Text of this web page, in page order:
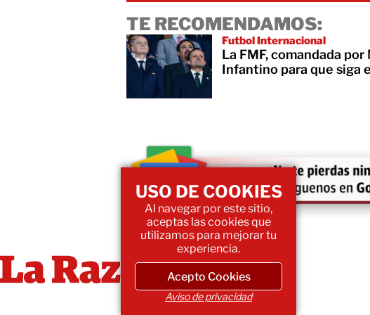
TE RECOMENDAMOS:
Futbol Internacional
La FMF, comandada
Infantino para que siga
USO DE COOKIES
Al navegar por este sitio,
aceptas las cookies que
utilizamos para mejorar tu
experiencia.
Acepto Cookies
Aviso de privacidad